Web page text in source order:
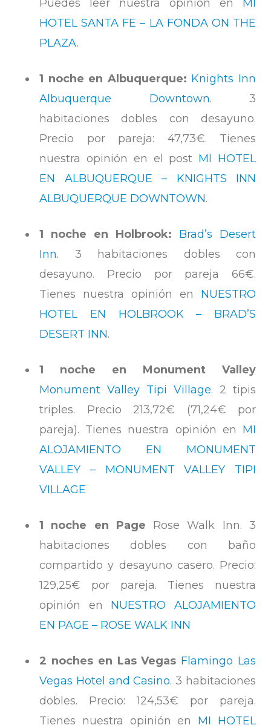
Puedes leer nuestra opinión en
MI
HOTEL SANTA FE – LA FONDA ON THE
PLAZA.
1 noche en Albuquerque: Knights Inn
Albuquerque Downtown. 3
habitaciones dobles con desayuno.
Precio por pareja: 47,73€. Tienes
nuestra opinión en el post MI HOTEL
EN ALBUQUERQUE – KNIGHTS INN
ALBUQUERQUE DOWNTOWN.
1 noche en Holbrook:
Brad’s Desert
Inn. 3 habitaciones dobles con
desayuno. Precio por pareja 66€.
Tienes nuestra opinión en NUESTRO
HOTEL EN HOLBROOK – BRAD’S
DESERT INN.
1 noche en Monument Valley
Monument Valley Tipi Village. 2 tipis
triples. Precio 213,72€ (71,24€ por
pareja). Tienes nuestra opinión en MI
ALOJAMIENTO EN MONUMENT
VALLEY – MONUMENT VALLEY TIPI
VILLAGE
1 noche en Page Rose Walk Inn. 3
habitaciones dobles con baño
compartido y desayuno casero. Precio:
129,25€ por pareja. Tienes nuestra
opinión en NUESTRO ALOJAMIENTO
EN PAGE – ROSE WALK INN
2 noches en Las Vegas Flamingo Las
Vegas Hotel and Casino. 3 habitaciones
dobles. Precio: 124,53€ por pareja.
Tienes nuestra opinión en MI HOTEL